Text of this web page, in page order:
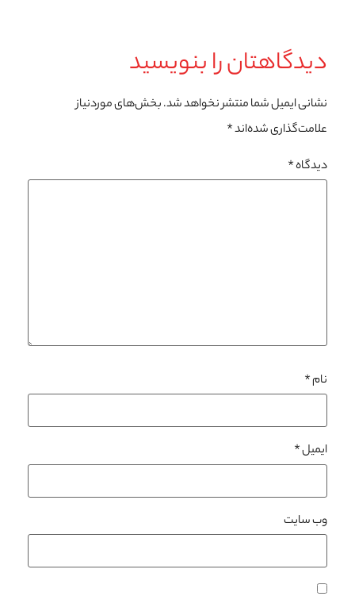
دیدگاهتان را بنویسید
نشانی ایمیل شما منتشر نخواهد شد.بخش‌های موردنیاز
علامت‌گذاری شده‌اند*
دیدگاه*
نام*
ایمیل*
وب‌ سایت